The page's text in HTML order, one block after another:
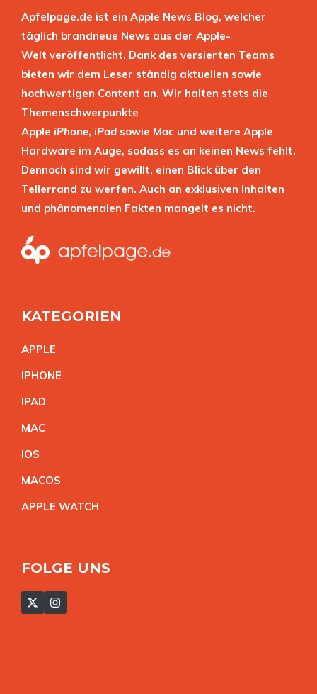
Apfelpage.de ist ein Apple News Blog, welcher
täglich brandneue News aus der Apple-
Welt veröffentlicht. Dank des versierten Teams
bieten wir dem Leser ständig aktuellen sowie
hochwertigen Content an. Wir halten stets die
Themenschwerpunkte
Apple iPhone, iPad sowie Mac und weitere Apple
Hardware im Auge, sodass es an keinen News fehlt.
Dennoch sind wir gewillt, einen Blick über den
Tellerrand zu werfen. Auch an exklusiven Inhalten
und phänomenalen Fakten mangelt es nicht.
KATEGORIEN
APPLE
IPHONE
IPAD
MAC
IOS
MACOS
APPLE WATCH
FOLGE UNS